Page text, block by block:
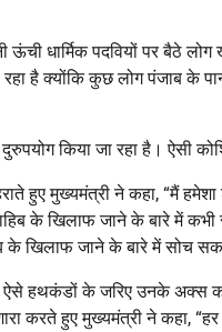
ऊंची धार्मिक पदवियों पर बैठे
क्योंकि कुछ लोग पंजाब के
किया जा रहा है। ऐसी
हुए मुख्यमंत्री ने कहा, “मैं
के खिलाफ जाने के बारे में कभी
के खिलाफ जाने के बारे में सोच
हथकंडों के जरिए उनके अक्स
करते हुए मुख्यमंत्री ने कहा,